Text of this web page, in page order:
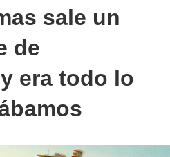
sale un
de
era todo lo